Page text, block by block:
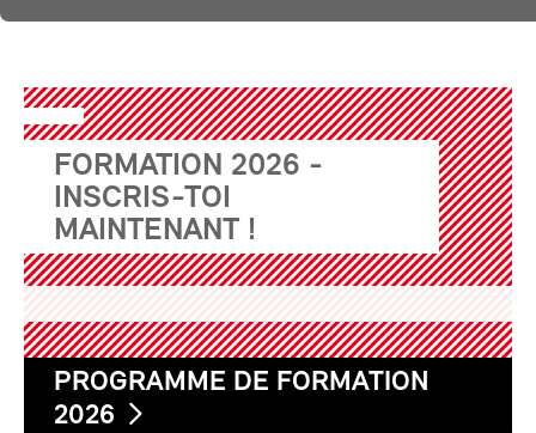
FORMATION 2026 -
INSCRIS-TOI
MAINTENANT !
PROGRAMME DE FORMATION
2026